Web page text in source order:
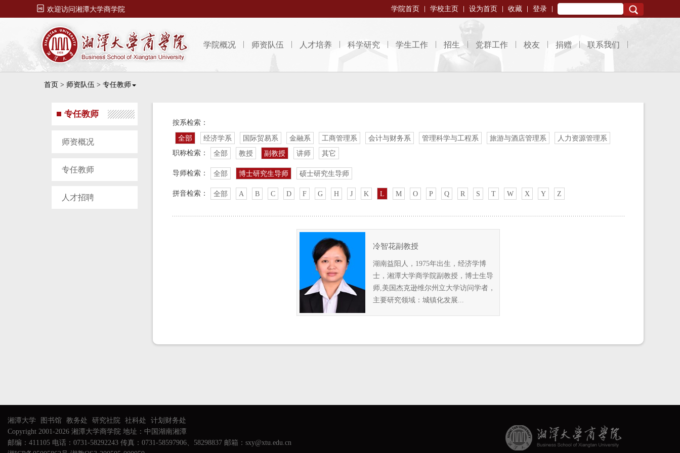
 欢迎访问湘潭大学商学院 学院首页 学校主页 设为首页 收藏 登录
学院概况 师资队伍 人才培养 科学研究 学生工作 招生 党群工作 校友 捐赠 联系我们
首页 > 师资队伍 > 专任教师
专任教师
师资概况
专任教师
人才招聘
按系检索：
全部 经济学系 国际贸易系 金融系 工商管理系 会计与财务系 管理科学与工程系 旅游与酒店管理系
人力资源管理系
职称检索：
全部 教授 副教授 讲师 其它
导师检索： 全部 博士研究生导师 硕士研究生导师
拼音检索： 全部 A B C D F G H J K L M O P Q R S T W X Y Z
冷智花副教授
湖南益阳人，1975年出生，经济学博
士，湘潭大学商学院副教授，博士生导
师,美国杰克逊维尔州立大学访问学者，
主要研究领域：城镇化发展...
湘潭大学 图书馆 教务处 研究社院 社科处
计划财务处
Copyright 2001-2026 湘潭大学商学院 地址：中国湖南湘潭
邮编：411105 电话：0731-58292243 传真：0731-58597906、58298837 邮箱：sxy@xtu.edu.cn